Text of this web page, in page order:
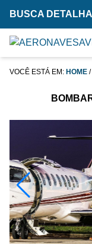
BUSCA
VOCÊ ESTÁ EM: HOME /